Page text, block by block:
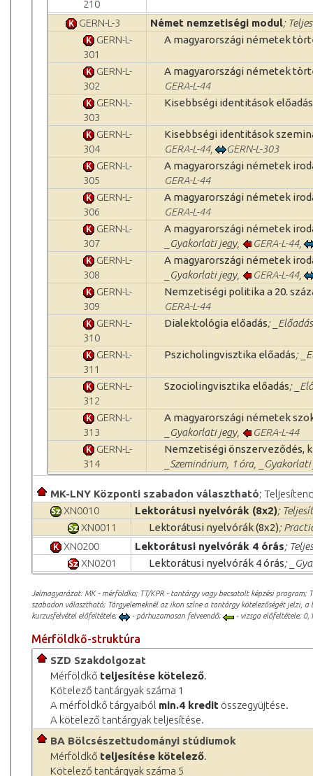
210
GERN-L-3 Német nemzetiségi modul;
GERN-L-
301
A magyarországi németek
GERN-L-
302
A magyarországi németek
GERA-L-44
GERN-L-
303
Kisebbségi identitások előadás
GERN-L-
304
Kisebbségi identitások
GERA-L-44,
GERN-L-303
GERN-L-
305
A magyarországi németek
GERA-L-44
GERN-L-
306
A magyarországi németek
GERA-L-44
GERN-L-
307
A magyarországi németek
_Gyakorlati jegy,
GERA-L-44,
GERN-L-
308
A magyarországi németek
_Gyakorlati jegy,
GERA-L-44,
GERN-L-
309
Nemzetiségi politika a 20.
GERA-L-44
GERN-L-
310
Dialektológia előadás;
GERN-L-
311
Pszicholingvisztika előadás;
GERN-L-
312
Szociolingvisztika előadás;
GERN-L-
313
A magyarországi németek
_Gyakorlati jegy,
GERA-L-44
GERN-L-
314
Nemzetiségi önszerveződés,
_Szeminárium, 1 óra,
MK-LNY Központi szabadon választható;
XN0010
Lektorátusi nyelvórák (8x2);
XN0011
Lektorátusi nyelvórák (8x2);
XN0200
Lektorátusi nyelvórák 4 órás;
XN0201
Lektorátusi nyelvórák 4 órás;
Jelmagyarázat: MK - mérföldko; TT/KPR - tantárgy vagy becsatolt képzési program;
szabadon választható; Tárgyelemeknél az ikon színe a tantárgy kötelezőségét jelzi,
kurzusfelvétel előfeltétele;
- párhuzamosan felveendő; - vizsga előfeltétele;
Mérföldkő-struktúra
SZD Szakdolgozat
Mérföldkő teljesítése kötelező.
Kötelező tantárgyak száma 1
A mérföldkő tárgyaiból min.4 kredit összegyüjtése.
A kötelező tantárgyak teljesítése.
BA Bölcsészettudományi stúdiumok
Mérföldkő teljesítése kötelező.
Kötelező tantárgyak száma 5